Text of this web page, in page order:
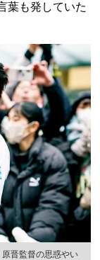
葉も発していた
晋監督の思惑やい